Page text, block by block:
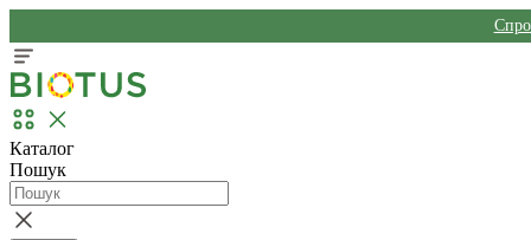
Каталог
Пошук